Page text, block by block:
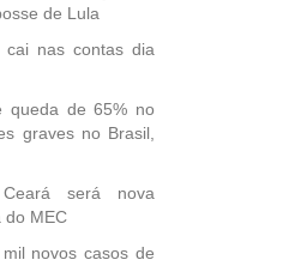
de Lula
cai nas contas dia
queda de 65% no
graves no Brasil,
será nova
do MEC
novos casos de